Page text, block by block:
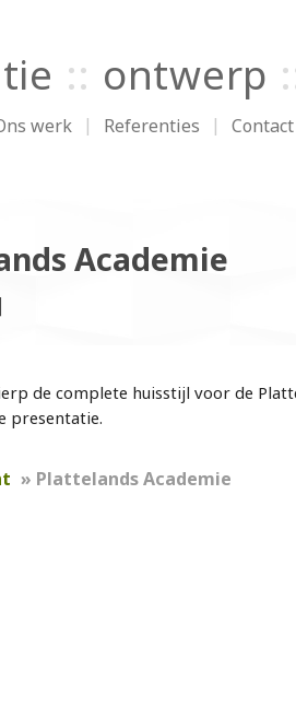
:: ontwerp
werk Referenties Contact
Academie
de complete huisstijl voor de
presentatie.
» Plattelands Academie